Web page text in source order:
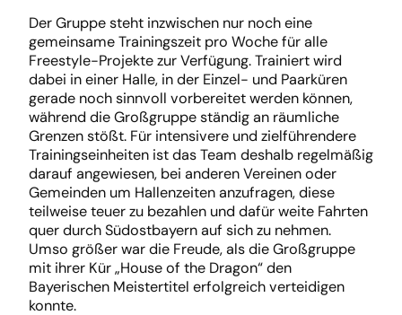
Der Gruppe steht inzwischen nur noch eine
gemeinsame Trainingszeit pro Woche für alle
Freestyle-Projekte zur Verfügung. Trainiert wird
dabei in einer Halle, in der Einzel- und Paarküren
gerade noch sinnvoll vorbereitet werden können,
während die Großgruppe ständig an räumliche
Grenzen stößt. Für intensivere und zielführendere
Trainingseinheiten ist das Team deshalb regelmäßig
darauf angewiesen, bei anderen Vereinen oder
Gemeinden um Hallenzeiten anzufragen, diese
teilweise teuer zu bezahlen und dafür weite Fahrten
quer durch Südostbayern auf sich zu nehmen.
Umso größer war die Freude, als die Großgruppe
mit ihrer Kür „House of the Dragon“ den
Bayerischen Meistertitel erfolgreich verteidigen
konnte.